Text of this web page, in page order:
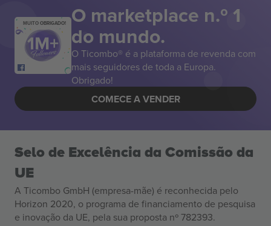
MUITO OBRIGADO! O marketplace n.º 1
do mundo.
O Ticombo® é a plataforma de revenda com
mais seguidores de toda a Europa.
Obrigado!
COMECE A VENDER
Selo de Excelência da Comissão da
UE
A Ticombo GmbH (empresa-mãe) é reconhecida pelo
Horizon 2020, o programa de financiamento de pesquisa
e inovação da UE, pela sua proposta nº 782393.